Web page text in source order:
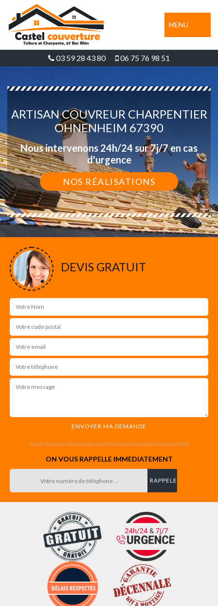
MENU
03 59 28 43 80 06 75 76 98 51
ARTISAN COUVREUR CHARPENTIER
OHNENHEIM 67390
Nous intervenons 24h/24 sur 7j/7 en cas
d'urgence
NOS RÉALISATIONS
DEVIS GRATUIT
ON VOUS RAPPELLE IMMEDIATEMENT